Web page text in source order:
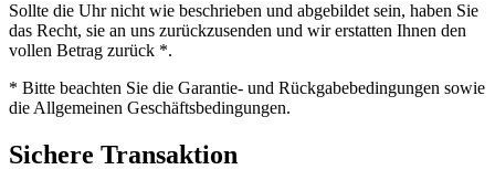
Sollte die Uhr nicht wie beschrieben und abgebildet sein, haben Sie
das Recht, sie an uns zurückzusenden und wir erstatten Ihnen den
vollen Betrag zurück *.
* Bitte beachten Sie die Garantie- und Rückgabebedingungen sowie
die Allgemeinen Geschäftsbedingungen.
Sichere Transaktion